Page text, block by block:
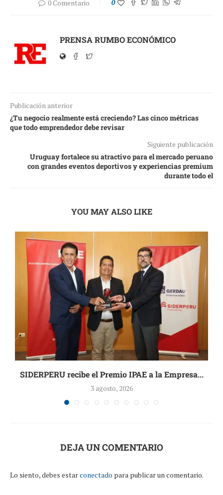
0 Comentario 0
PRENSA RUMBO ECONÓMICO
Publicación anterior
¿Tu negocio realmente está creciendo? Las cinco métricas
que todo emprendedor debe revisar
Siguiente publicación
Uruguay fortalece su atractivo para el mercado peruano
con grandes eventos deportivos y experiencias premium
durante todo el
YOU MAY ALSO LIKE
SIDERPERU recibe el Premio IPAE a la Empresa...
3 agosto, 2026
DEJA UN COMENTARIO
Lo siento, debes estarconectado para publicar un comentario.